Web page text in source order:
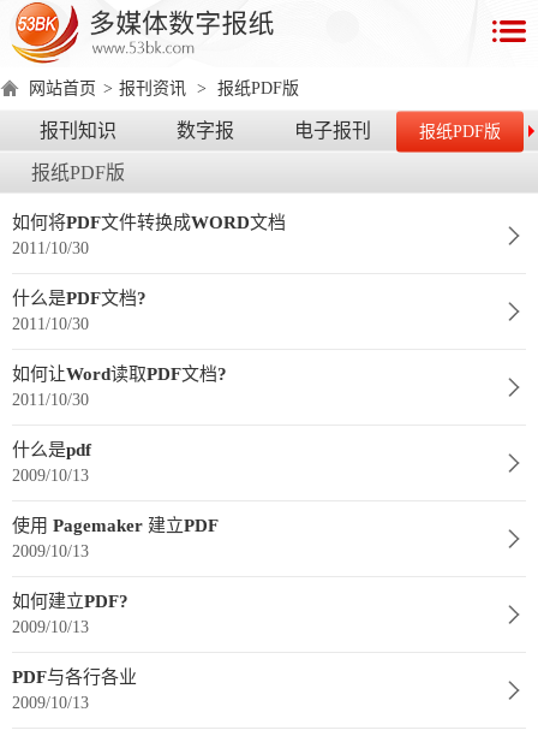
首
页
数
产
品
数
报
脑
数
报
机
在
演
产
品
绍
产
品
势
产
品
类
环
境
求
著
作
证
产
品
格
数
报
务
网站首页 > 报刊资讯 > 报纸PDF版
报刊知识 数字报 电子报刊 报纸PDF版
报纸PDF版
如何将PDF文件转换成WORD文档
2011/10/30
什么是PDF文档?
2011/10/30
如何让Word读取PDF文档?
2011/10/30
什么是pdf
2009/10/13
使用 Pagemaker 建立PDF
2009/10/13
如何建立PDF?
2009/10/13
PDF与各行各业
2009/10/13